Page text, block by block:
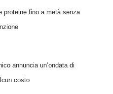
proteine fino a metà senza
annuncia un’ondata di
costo